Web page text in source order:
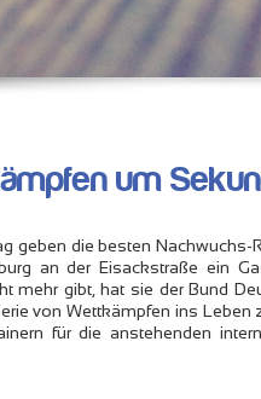
um
geben die besten Nachwuchs-
an der Eisackstraße ein
mehr gibt, hat sie der Bund
von Wettkämpfen ins Leben
für die anstehenden